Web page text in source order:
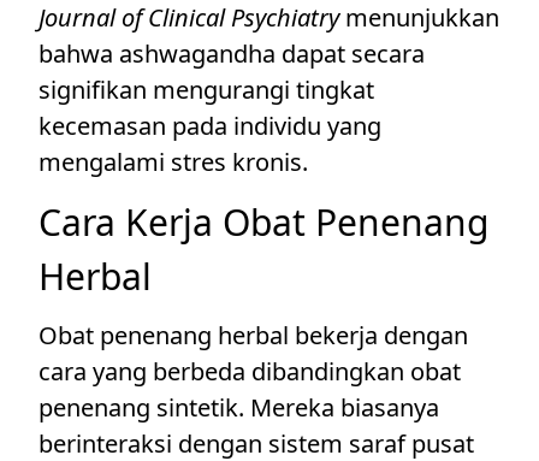
Journal of Clinical Psychiatrymenunjukkan
bahwa ashwagandha dapat secara
signifikan mengurangi tingkat
kecemasan pada individu yang
mengalami stres kronis.
Cara Kerja Obat Penenang
Herbal
Obat penenang herbal bekerja dengan
cara yang berbeda dibandingkan obat
penenang sintetik. Mereka biasanya
berinteraksi dengan sistem saraf pusat